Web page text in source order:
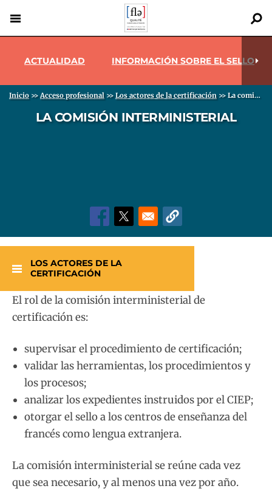
contenido
ACTUALIDAD INFORMACIÓN SOBRE EL SELLO
Sobrescribir enlaces de ayuda a la navegación
Inicio >> Acceso profesional >> Los actores de la certificación >> La comisión interministerial
LA COMISIÓN INTERMINISTERIAL
El rol de la comisión interministerial de
certificación es:
supervisar el procedimiento de certificación;
validar las herramientas, los procedimientos y
los procesos;
analizar los expedientes instruidos por el CIEP;
otorgar el sello a los centros de enseñanza del
francés como lengua extranjera.
La comisión interministerial se reúne cada vez
que sea necesario, y al menos una vez por año.
LOS ACTORES DE LA
CERTIFICACIÓN